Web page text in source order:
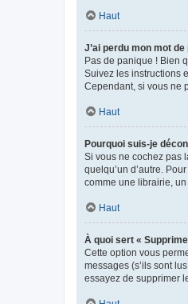
Haut
J’ai perdu mon mot de
Pas de panique ! Bien
Suivez les instructions
Cependant, si vous ne
Haut
Pourquoi suis-je
Si vous ne cochez pas
quelqu’un d’autre.
comme une librairie,
Haut
À quoi sert «
Cette option vous
messages (s’ils sont
essayez de supprimer